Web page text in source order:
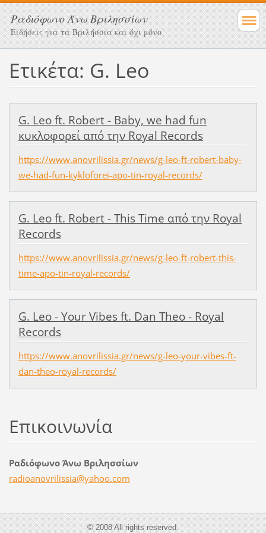
Ραδιόφωνο Άνω Βριλησσίων
Ειδήσεις για τα Βριλήσσια και όχι μόνο
Ετικέτα: G. Leo
G. Leo ft. Robert - Baby, we had fun
κυκλοφορεί από την Royal Records
https://www.anovrilissia.gr/news/g-leo-ft-robert-baby-
we-had-fun-kykloforei-apo-tin-royal-records/
G. Leo ft. Robert - This Time από την Royal
Records
https://www.anovrilissia.gr/news/g-leo-ft-robert-this-
time-apo-tin-royal-records/
G. Leo - Your Vibes ft. Dan Theo - Royal
Records
https://www.anovrilissia.gr/news/g-leo-your-vibes-ft-
dan-theo-royal-records/
Επικοινωνία
Ραδιόφωνο Άνω Βριλησσίων
radioanovrilissia@yahoo.com
© 2008 All rights reserved.